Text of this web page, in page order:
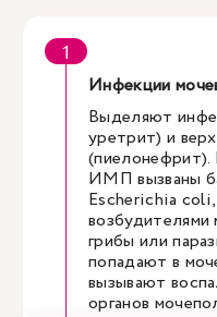
Инфекции
Выделяют
уретрит) и
(пиелонефрит).
ИМП вызваны
Escherichia
возбудителями
грибы или
попадают в
вызывают
органов